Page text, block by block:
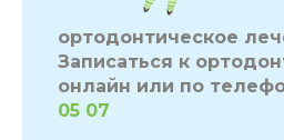
ортодонтическое
Записаться к
онлайн или по
05 07